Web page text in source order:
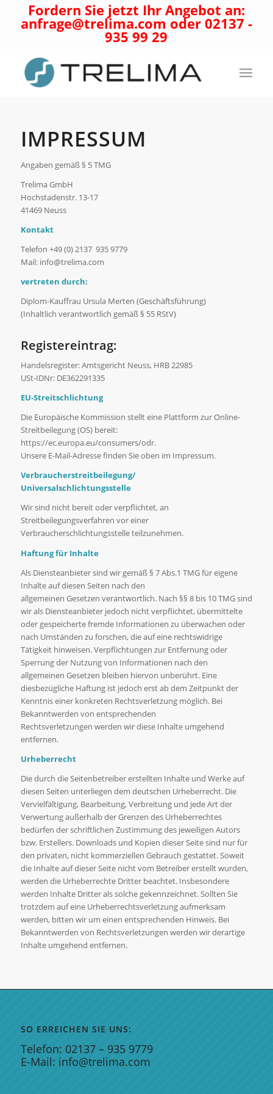
Fordern Sie jetzt Ihr Angebot an:
anfrage@trelima.com oder 02137 -
935 99 29
IMPRESSUM
Angaben gemäß § 5 TMG
Trelima GmbH
Hochstadenstr. 13-17
41469 Neuss
Kontakt
Telefon +49 (0) 2137 935 9779
Mail: info@trelima.com
vertreten durch:
Diplom-Kauffrau Ursula Merten (Geschäftsführung)
(Inhaltlich verantwortlich gemäß § 55 RStV)
Registereintrag:
Handelsregister: Amtsgericht Neuss, HRB 22985
USt-IDNr: DE362291335
EU-Streitschlichtung
Die Europäische Kommission stellt eine Plattform zur Online-
Streitbeilegung (OS) bereit:
https://ec.europa.eu/consumers/odr.
Unsere E-Mail-Adresse finden Sie oben im Impressum.
Verbraucherstreitbeilegung/
Universalschlichtungsstelle
Wir sind nicht bereit oder verpflichtet, an
Streitbeilegungsverfahren vor einer
Verbraucherschlichtungsstelle teilzunehmen.
Haftung für Inhalte
Als Diensteanbieter sind wir gemäß § 7 Abs.1 TMG für eigene
Inhalte auf diesen Seiten nach den
allgemeinen Gesetzen verantwortlich. Nach §§ 8 bis 10 TMG sind
wir als Diensteanbieter jedoch nicht verpflichtet, übermittelte
oder gespeicherte fremde Informationen zu überwachen oder
nach Umständen zu forschen, die auf eine rechtswidrige
Tätigkeit hinweisen. Verpflichtungen zur Entfernung oder
Sperrung der Nutzung von Informationen nach den
allgemeinen Gesetzen bleiben hiervon unberührt. Eine
diesbezügliche Haftung ist jedoch erst ab dem Zeitpunkt der
Kenntnis einer konkreten Rechtsverletzung möglich. Bei
Bekanntwerden von entsprechenden
Rechtsverletzungen werden wir diese Inhalte umgehend
entfernen.
Urheberrecht
Die durch die Seitenbetreiber erstellten Inhalte und Werke auf
diesen Seiten unterliegen dem deutschen Urheberrecht. Die
Vervielfältigung, Bearbeitung, Verbreitung und jede Art der
Verwertung außerhalb der Grenzen des Urheberrechtes
bedürfen der schriftlichen Zustimmung des jeweiligen Autors
bzw. Erstellers. Downloads und Kopien dieser Seite sind nur für
den privaten, nicht kommerziellen Gebrauch gestattet. Soweit
die Inhalte auf dieser Seite nicht vom Betreiber erstellt wurden,
werden die Urheberrechte Dritter beachtet. Insbesondere
werden Inhalte Dritter als solche gekennzeichnet. Sollten Sie
trotzdem auf eine Urheberrechtsverletzung aufmerksam
werden, bitten wir um einen entsprechenden Hinweis. Bei
Bekanntwerden von Rechtsverletzungen werden wir derartige
Inhalte umgehend entfernen.
SO ERREICHEN SIE UNS:
Telefon: 02137 – 935 9779
E-Mail: info@trelima.com